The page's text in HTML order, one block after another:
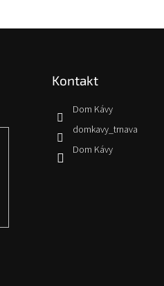
Kontakt
Dom Kávy
domkavy_trnava
Dom Kávy